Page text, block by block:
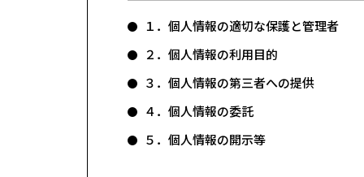
１．個人情報の適切な保護と管理者
２．個人情報の利用目的
３．個人情報の第三者への提供
４．個人情報の委託
５．個人情報の開示等